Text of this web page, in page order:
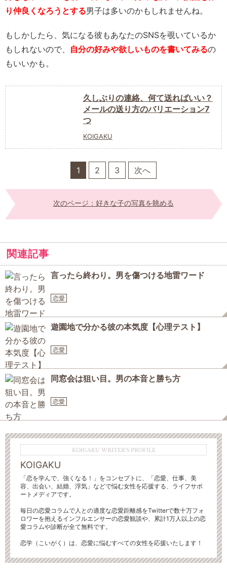
り仲良くなろうとする男子は多いのかもしれませんね。
もしかしたら、気になる彼もあなたのSNSを覗いているか
もしれないので、 自分の好みや欲しいものを書いてみるの
もいいかも。
久しぶりの連絡、何て送ればいい？
メールの送り方のバリエーション7
つ
KOIGAKU
1 2 3 次へ
次のページ：好きな子の写真を眺める
関連記事
言ったら終わり。男を傷つける地雷ワード
恋愛
遊園地で分かる彼の本気度【心理テスト】
恋愛
同窓会は狙い目。男の本音と勝ち方
恋愛
KOIGAKU WRITER'S PROFILE
KOIGAKU
「恋を学んで、強くなる！」をコンセプトに、「恋愛、仕事、美
容、出会い、結婚、浮気」などで悩む女性を応援する、ライフサポ
ートメディアです。
毎日の恋愛コラムで人との適度な恋愛距離感をTwitterで数十万フォ
ロワーを抱えるインフルエンサーの恋愛観談や、累計1万人以上の恋
愛コラムや診断が全て無料です。
恋学（こいがく）は、恋愛に悩むすべての女性を応援いたします！